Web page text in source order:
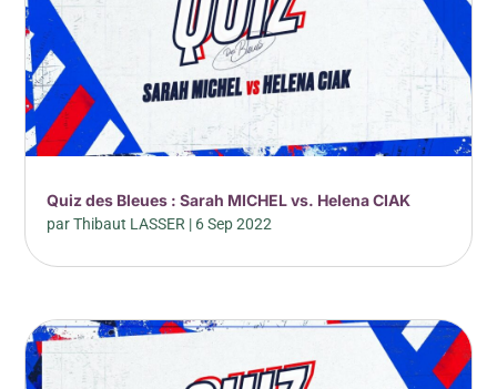
Quiz des Bleues : Sarah MICHEL vs. Helena CIAK
parThibaut LASSER | 6 Sep 2022